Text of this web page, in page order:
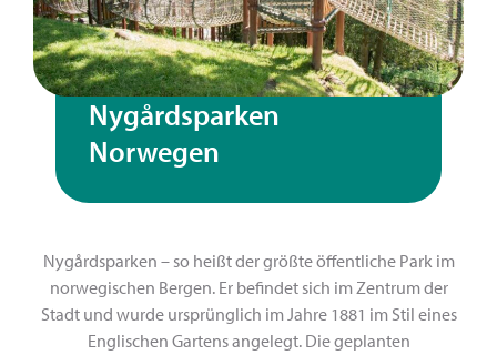
Nygårdsparken
Norwegen
Nygårdsparken – so heißt der größte öffentliche Park im
norwegischen Bergen. Er befindet sich im Zentrum der
Stadt und wurde ursprünglich im Jahre 1881 im Stil eines
Englischen Gartens angelegt. Die geplanten